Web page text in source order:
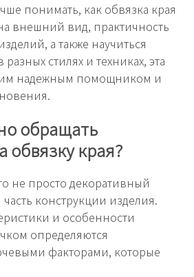
понимать, как обвязка края
внешний вид, практичность
а также научиться
стилях и техниках, эта
надежным помощником и
обращать
обвязку края?
не просто декоративный
конструкции изделия.
и особенности
определяются
факторами, которые